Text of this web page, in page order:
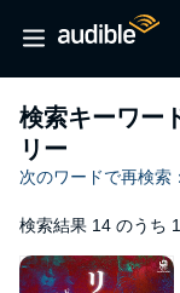
検索キーワー
リー
次のワードで再検索：
検索結果 14 のうち